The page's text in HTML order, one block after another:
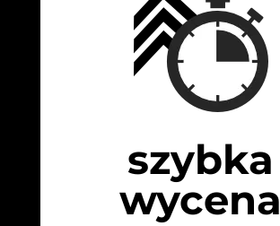
szybka
wycena